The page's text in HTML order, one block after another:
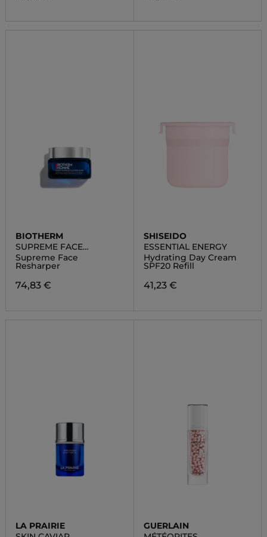
BIOTHERM
SUPREME FACE
RESHAPER
Supreme Face
Resharper
74,83 €
SHISEIDO
ESSENTIAL ENERGY
Hydrating Day Cream
SPF20 Refill
41,23 €
LA PRAIRIE
GUERLAIN